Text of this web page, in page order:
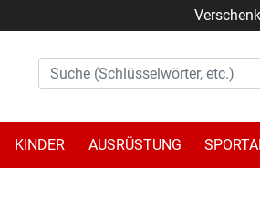
KINDER AUSRÜSTUNG